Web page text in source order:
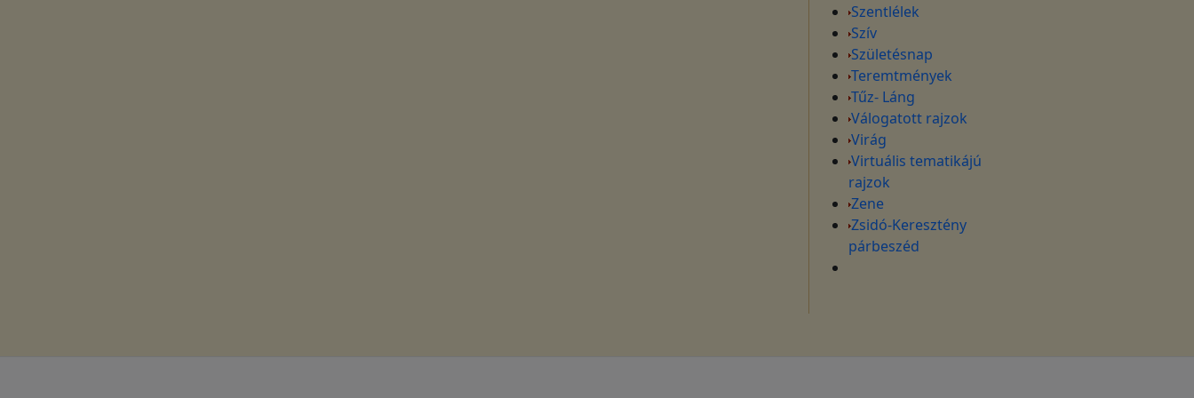
Szentlélek
Szív
Születésnap
Teremtmények
Tűz- Láng
Válogatott rajzok
Virág
Virtuális tematikájú
rajzok
Zene
Zsidó-Keresztény
párbeszéd